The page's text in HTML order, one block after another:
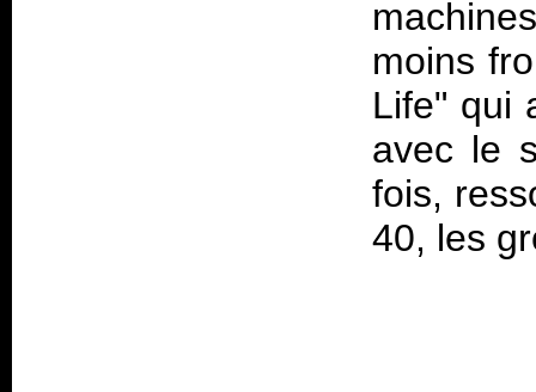
moins
Life" qui
avec le
fois,